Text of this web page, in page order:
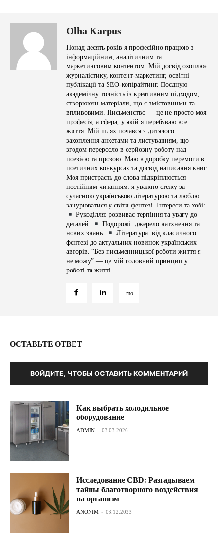
Olha Karpus
Понад десять років я професійно працюю з
інформаційним, аналітичним та
маркетинговим контентом. Мій досвід охоплює
журналістику, контент-маркетинг, освітні
публікації та SEO-копірайтинг. Поєдную
академічну точність із креативним підходом,
створюючи матеріали, що є змістовними та
впливовими. Письменство — це не просто моя
професія, а сфера, у якій я перебуваю все
життя. Мій шлях почався з дитячого
захоплення анкетами та листуванням, що
згодом переросло в серйозну роботу над
поезією та прозою. Маю в доробку перемоги в
поетичних конкурсах та досвід написання книг.
Моя пристрасть до слова підкріплюється
постійним читанням: я уважно стежу за
сучасною українською літературою та люблю
занурюватися у світи фентезі. Інтереси та хобі:
Рукоділля: розвиває терпіння та увагу до
деталей.
Подорожі: джерело натхнення та
нових знань.
Література: від класичного
фентезі до актуальних новинок українських
авторів. “Без письменницької роботи життя я
не можу” — це мій головний принцип у
роботі та житті.
ОСТАВЬТЕ ОТВЕТ
ВОЙДИТЕ, ЧТОБЫ ОСТАВИТЬ КОММЕНТАРИЙ
Как выбрать холодильное
оборудование
ADMIN - 03.03.2026
Исследование CBD: Разгадываем
тайны благотворного воздействия
на организм
ANONIM - 03.12.2023